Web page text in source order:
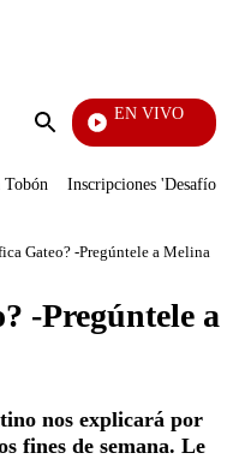
Enviar
EN VIVO
Tobón Inscripciones 'Desafío'
Gateo? -Pregúntele a Melina
-Pregúntele a
nos explicará por
fines de semana. Le